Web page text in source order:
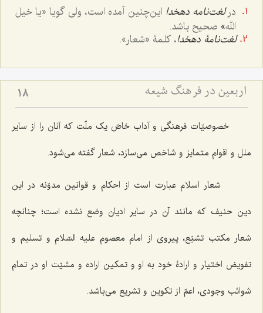
درلغت‌نامه دهخدا این‌چنین آمده است، ولی گویا «یا خیل
الله» صحیح باشد.
لغت‌نامۀ دهخدا، کلمۀ «شعار».
اربعین در فرهنگ شیعه 18
خصوصیّات فرهنگی و آداب خاصّ یک ملّت که آنان را از سایر
ملل و اقوام متمایز و شاخص می‌سازد، شعار گفته می‌شود.
شعار اسلام عبارت است از احکام و قوانین مدوّنه در این
دین حنیف که مانند آن در سایر ادیان وضع نشده است؛ چنانچه
شعار مکتب تشیّع، پیروی از امام معصوم علیه السّلام و تسلیم و
تفویض اختیار و ارادۀ خود به او و تمکین اراده و مشیّت او در تمام
شوائب وجودی، اعمّ از تکوین و تشریع می‌باشد.